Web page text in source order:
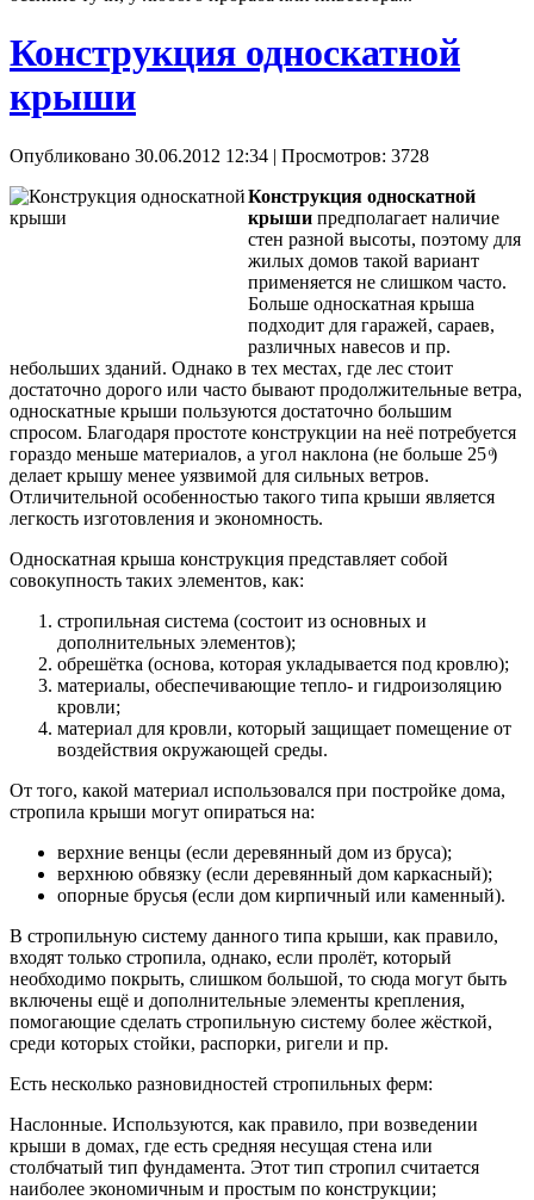
Конструкция односкатной
крыши
Опубликовано 30.06.2012 12:34 | Просмотров: 3728
Конструкция односкатной
крыши предполагает наличие
стен разной высоты, поэтому для
жилых домов такой вариант
применяется не слишком часто.
Больше односкатная крыша
подходит для гаражей, сараев,
различных навесов и пр.
небольших зданий. Однако в тех местах, где лес стоит
достаточно дорого или часто бывают продолжительные ветра,
односкатные крыши пользуются достаточно большим
спросом. Благодаря простоте конструкции на неё потребуется
гораздо меньше материалов, а угол наклона (не больше 25 ͦ)
делает крышу менее уязвимой для сильных ветров.
Отличительной особенностью такого типа крыши является
легкость изготовления и экономность.
Односкатная крыша конструкция представляет собой
совокупность таких элементов, как:
стропильная система (состоит из основных и
дополнительных элементов);
обрешётка (основа, которая укладывается под кровлю);
материалы, обеспечивающие тепло- и гидроизоляцию
кровли;
материал для кровли, который защищает помещение от
воздействия окружающей среды.
От того, какой материал использовался при постройке дома,
стропила крыши могут опираться на:
верхние венцы (если деревянный дом из бруса);
верхнюю обвязку (если деревянный дом каркасный);
опорные брусья (если дом кирпичный или каменный).
В стропильную систему данного типа крыши, как правило,
входят только стропила, однако, если пролёт, который
необходимо покрыть, слишком большой, то сюда могут быть
включены ещё и дополнительные элементы крепления,
помогающие сделать стропильную систему более жёсткой,
среди которых стойки, распорки, ригели и пр.
Есть несколько разновидностей стропильных ферм:
Наслонные. Используются, как правило, при возведении
крыши в домах, где есть средняя несущая стена или
столбчатый тип фундамента. Этот тип стропил считается
наиболее экономичным и простым по конструкции;